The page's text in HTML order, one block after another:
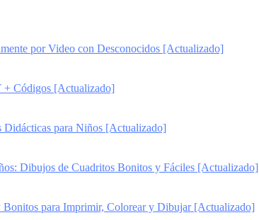
por Video con Desconocidos [Actualizado]
+ Códigos [Actualizado]
Didácticas para Niños [Actualizado]
Dibujos de Cuadritos Bonitos y Fáciles [Actualizado]
Bonitos para Imprimir, Colorear y Dibujar [Actualizado]